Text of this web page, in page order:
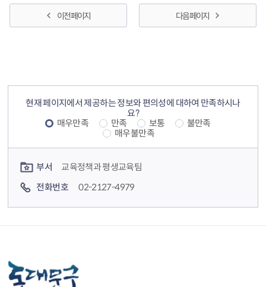
이전 페이지 다음 페이지
현재 페이지에서 제공하는 정보와 편의성에 대하여 만족하시나
요?
매우만족
만족 보통
불만족
매우불만족
부서
교육정책과 평생교육팀
전화번호
02-2127-4979